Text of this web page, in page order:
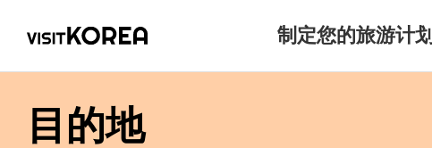
制定您的旅游计划
目的地